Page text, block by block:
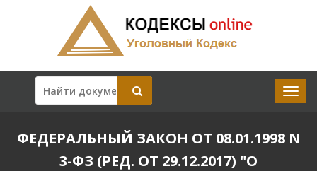
ФЕДЕРАЛЬНЫЙ ЗАКОН ОТ 08.01.1998 N
3-ФЗ (РЕД. ОТ 29.12.2017) "О